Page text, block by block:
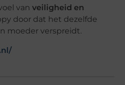
vanveiligheid en
door dat het dezelfde
moeder verspreidt.